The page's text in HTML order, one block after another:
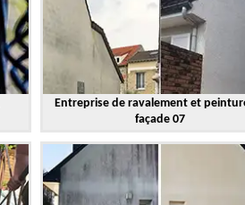
Entreprise de ravalement et
façade 07